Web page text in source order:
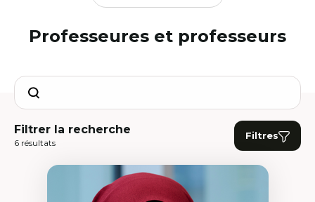
Professeures et professeurs
Search
Filtrer la recherche
6 résultats
Filtres